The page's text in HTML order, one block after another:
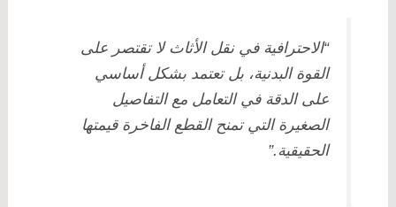
“الاحترافية في نقل الأثاث لا تقتصر على
القوة البدنية، بل تعتمد بشكل أساسي
على الدقة في التعامل مع التفاصيل
الصغيرة التي تمنح القطع الفاخرة قيمتها
الحقيقية.”